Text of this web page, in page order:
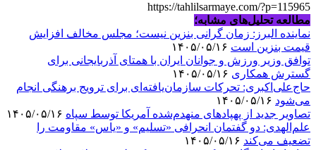
https://tahlilsarmaye.com/?p=115965
مطالعه تحلیل‌های مشابه؛
نماینده البرز: زمان گرانی بنزین نیست؛ مجلس مخالف افزایش
قیمت بنزین است
توافق وزیر ورزش و جوانان ایران با همتای آذربایجانی برای
گسترش همکاری
حاج‌علی‌اکبری: تحرکات سازمان‌یافته‌ای برای ترویج برهنگی انجام
می‌شود
تصاویر جدید از پهپادهای منهدم‌شده آمریکا توسط سپاه
علم‌الهدی: دو گفتمان انحرافی «تسلیم» و «یاس» مقاومت را
تضعیف می‌کند